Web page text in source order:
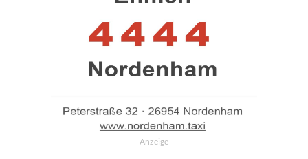
Anzeige